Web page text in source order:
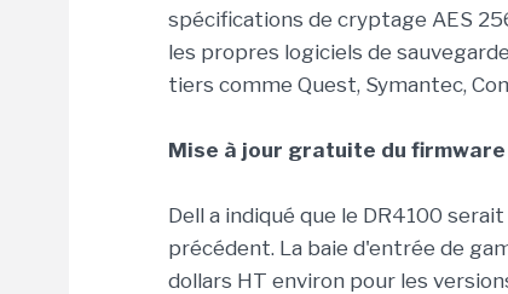
spécifications de cryptage AES
les propres logiciels de
tiers comme Quest, Symantec,
Mise à jour gratuite du
Dell a indiqué que le DR4100
précédent. La baie d'entrée de
dollars HT environ pour les